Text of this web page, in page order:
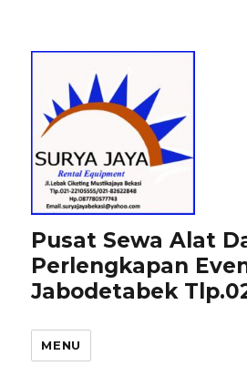
Pusat Sewa Alat
Perlengkapan
Jabodetabek
MENU